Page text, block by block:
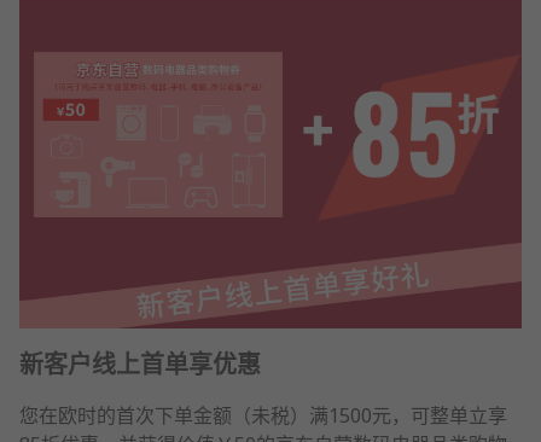
新客户线上首单享优惠
您在欧时的首次下单金额（未税）满1500元，可整单立享